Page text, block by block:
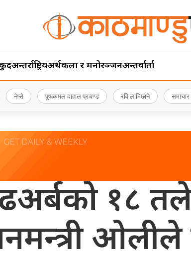
अन्तर्राष्ट्रियअर्थकला र मनोरञ्जनअन्तर्वार्ता
नेप्से पुष्पकमल दाहाल प्रचण्ड रवि लामिछाने समाचार
१८ तले
ओलीले